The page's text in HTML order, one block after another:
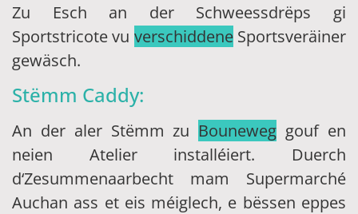
Zu Esch an der Schweessdrëps gi
Sportstricote vu verschiddeneSportsveräiner
gewäsch.
Stëmm Caddy:
An der aler Stëmm zu Bouneweg gouf en
neien Atelier installéiert. Duerch
d‘Zesummenaarbecht mam Supermarché
Auchan ass et eis méiglech, e bëssen eppes